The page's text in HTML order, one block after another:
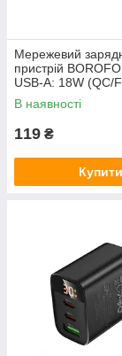
Мережевий
пристрій
USB-A: 18W (QC/
Black
В наявності
119 ₴
Купити